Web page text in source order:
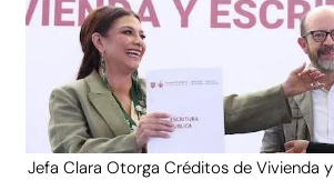
Jefa Clara Otorga Créditos de Vivienda